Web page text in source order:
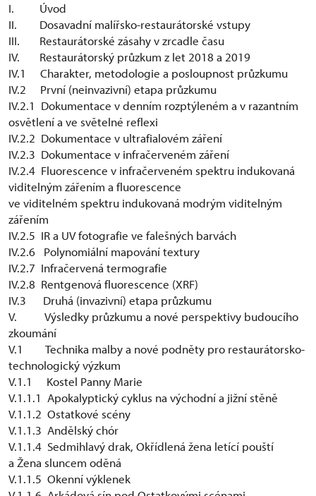
I. Úvod
II. Dosavadní malířsko-restaurátorské vstupy
III. Restaurátorské zásahy v zrcadle času
IV. Restaurátorský průzkum z let 2018 a 2019
IV.1 Charakter, metodologie a posloupnost průzkumu
IV.2 První (neinvazivní) etapa průzkumu
IV.2.1 Dokumentace v denním rozptýleném a v razantním
osvětlení a ve světelné reflexi
IV.2.2 Dokumentace v ultrafialovém záření
IV.2.3 Dokumentace v infračerveném záření
IV.2.4 Fluorescence v infračerveném spektru indukovaná
viditelným zářením a fluorescence
ve viditelném spektru indukovaná modrým viditelným
zářením
IV.2.5 IR a UV fotografie ve falešných barvách
IV.2.6 Polynomiální mapování textury
IV.2.7 Infračervená termografie
IV.2.8 Rentgenová fluorescence (XRF)
IV.3 Druhá (invazivní) etapa průzkumu
V. Výsledky průzkumu a nové perspektivy budoucího
zkoumání
V.1 Technika malby a nové podněty pro restaurátorsko-
technologický výzkum
V.1.1 Kostel Panny Marie
V.1.1.1 Apokalyptický cyklus na východní a jižní stěně
V.1.1.2 Ostatkové scény
V.1.1.3 Andělský chór
V.1.1.4 Sedmihlavý drak, Okřídlená žena letící pouští
a Žena sluncem oděná
V.1.1.5 Okenní výklenek